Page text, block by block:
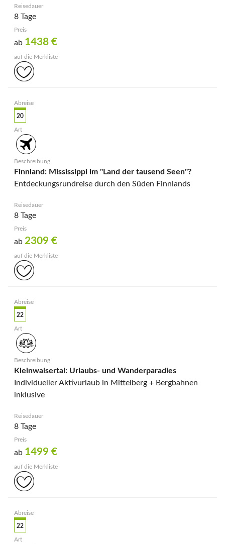
8 Tage
ab 1438 €
20
Finnland: Mississippi im "Land der tausend Seen"?
Entdeckungsrundreise durch den Süden Finnlands
8 Tage
ab 2309 €
22
Kleinwalsertal: Urlaubs- und Wanderparadies
Individueller Aktivurlaub in Mittelberg + Bergbahnen
inklusive
8 Tage
ab 1499 €
22